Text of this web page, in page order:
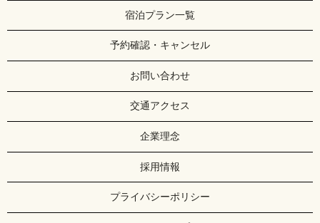
宿泊プラン一覧
予約確認・キャンセル
お問い合わせ
交通アクセス
企業理念
採用情報
プライバシーポリシー